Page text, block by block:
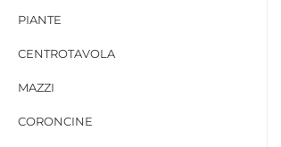
PIANTE
CENTROTAVOLA
MAZZI
CORONCINE